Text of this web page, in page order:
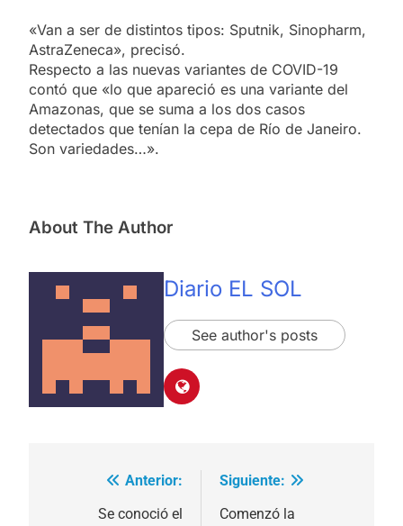
«Van a ser de distintos tipos: Sputnik, Sinopharm,
AstraZeneca», precisó.
Respecto a las nuevas variantes de COVID-19
contó que «lo que apareció es una variante del
Amazonas, que se suma a los dos casos
detectados que tenían la cepa de Río de Janeiro.
Son variedades…».
About The Author
Diario EL SOL
See author's posts
Navegación
Anterior:
Se conoció el
Siguiente:
Comenzó la